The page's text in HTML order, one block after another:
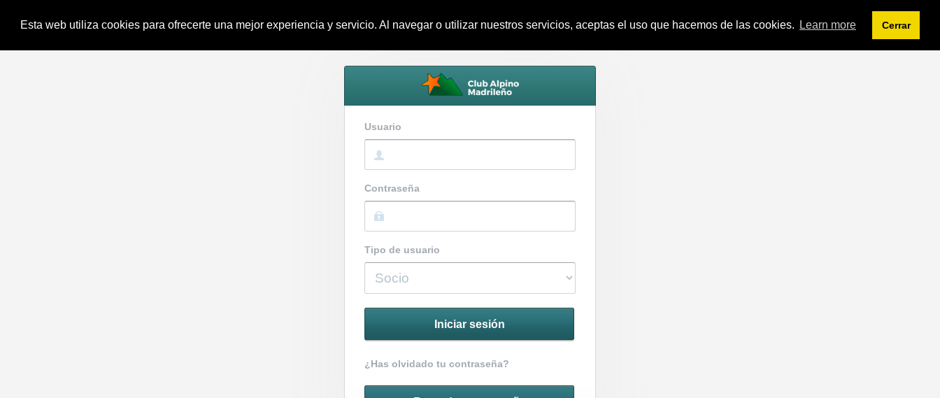
Esta web utiliza cookies para ofrecerte una mejor experiencia y servicio. Al navegar o utilizar nuestros servicios, aceptas el uso que hacemos de las cookies. Learn more Cerrar
Usuario
Contraseña
Tipo de usuario
¿Has olvidado tu contraseña?